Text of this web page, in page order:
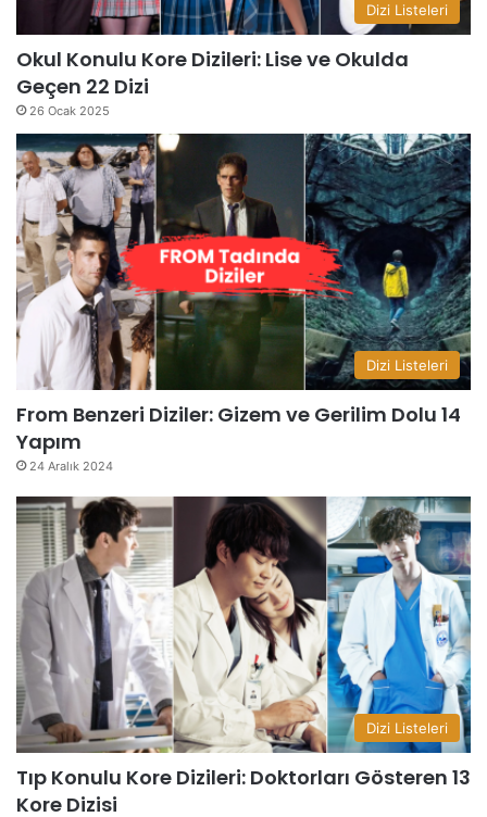
Dizi Listeleri
Okul Konulu Kore Dizileri: Lise ve Okulda
Geçen 22 Dizi
26 Ocak 2025
Dizi Listeleri
From Benzeri Diziler: Gizem ve Gerilim Dolu 14
Yapım
24 Aralık 2024
Dizi Listeleri
Tıp Konulu Kore Dizileri: Doktorları Gösteren 13
Kore Dizisi